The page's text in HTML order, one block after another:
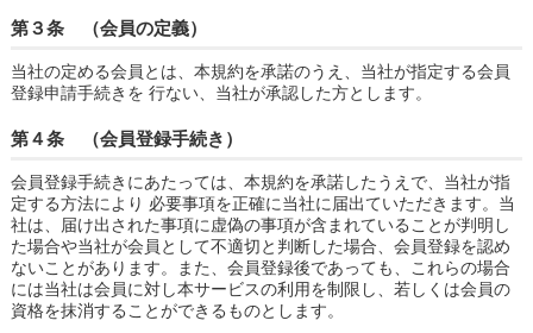
第３条 （会員の定義）
当社の定める会員とは、本規約を承諾のうえ、当社が指定する会員
登録申請手続きを 行ない、当社が承認した方とします。
第４条 （会員登録手続き）
会員登録手続きにあたっては、本規約を承諾したうえで、当社が指
定する方法により 必要事項を正確に当社に届出ていただきます。当
社は、届け出された事項に虚偽の事項が含まれていることが判明し
た場合や当社が会員として不適切と判断した場合、会員登録を認め
ないことがあります。また、会員登録後であっても、これらの場合
には当社は会員に対し本サービスの利用を制限し、若しくは会員の
資格を抹消することができるものとします。